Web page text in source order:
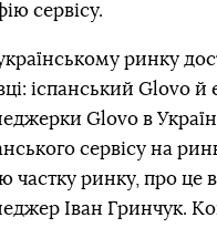
сервісу.
ринку
іспанський Glovo
Glovo в
сервісу на
частку ринку, про це
Іван Гринчук.